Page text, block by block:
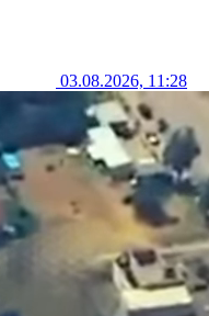
03.08.2026, 11:28